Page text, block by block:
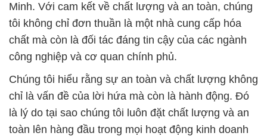
Minh. Với cam kết về chất lượng và an toàn, chúng
tôi không chỉ đơn thuần là một nhà cung cấp hóa
chất mà còn là đối tác đáng tin cậy của các ngành
công nghiệp và cơ quan chính phủ.
Chúng tôi hiểu rằng sự an toàn và chất lượng không
chỉ là vấn đề của lời hứa mà còn là hành động. Đó
là lý do tại sao chúng tôi luôn đặt chất lượng và an
toàn lên hàng đầu trong mọi hoạt động kinh doanh